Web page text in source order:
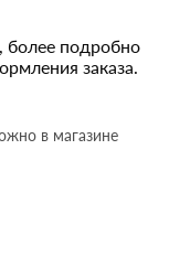
более подробно
заказа.
в магазине